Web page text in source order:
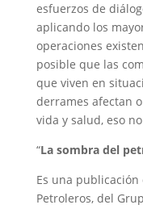
esfuerzos de
aplicando los
operaciones
posible que las
que viven en
derrames afectan
vida y salud, eso
“La sombra del
Es una
Petroleros, del